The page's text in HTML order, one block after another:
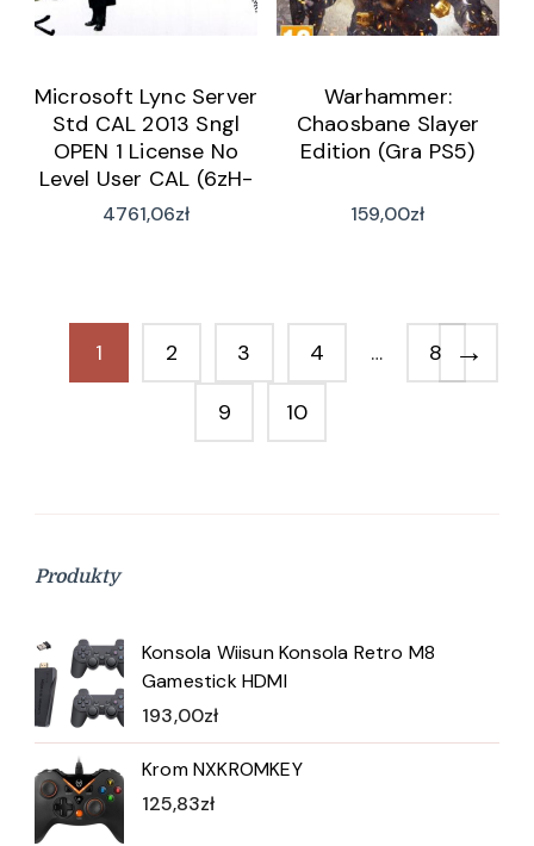
Microsoft Lync Server
Std CAL 2013 Sngl
OPEN 1 License No
Level User CAL (6zH-
00496)
4761,06zł
Warhammer:
Chaosbane Slayer
Edition (Gra PS5)
159,00zł
1 2 3 4 … 8
9 10
→
Produkty
Konsola Wiisun Konsola Retro M8
Gamestick HDMI
193,00zł
Krom NXKROMKEY
125,83zł